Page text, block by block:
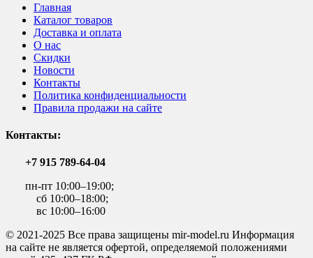
Главная
Каталог товаров
Доставка и оплата
О нас
Скидки
Новости
Контакты
Политика конфиденциальности
Правила продажи на сайте
Контакты:
+7 915 789-64-04
пн-пт 10:00–19:00;
сб 10:00–18:00;
вс 10:00–16:00
© 2021-2025 Все права защищены mir-model.ru Информация
на сайте не является офертой, определяемой положениями